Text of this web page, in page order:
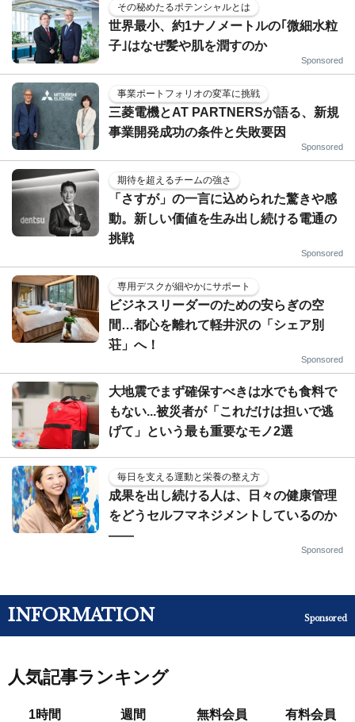
その秘めたるポテンシャルとは
世界最小、約1ナノメートルの｢微細水粒
子｣はなぜ髪や肌を潤すのか
Sponsored
事業ポートフォリオの変革に挑戦
三菱電機とAT PARTNERSが語る、新規
事業開発成功の条件と失敗要因
Sponsored
期待を超えるチームの強さ
「さすが」の一言に込められた驚きや感
動。新しい価値を生み出し続ける電通の
挑戦
Sponsored
専用デスクが細やかにサポート
ビジネスリーダーのための安らぎの空
間…都心を離れて軽井沢の「シェア別
荘」へ！
Sponsored
大地震でまず確保すべきは水でも食料で
もない...被災者が「これだけは担いで逃
げて」という最も重要なモノ2選
毎日を支える運動と栄養の整え方
成果を出し続ける人は、日々の健康管理
をどうセルフマネジメントしているのか
——
Sponsored
INFORMATION Sponsored
人気記事ランキング
1時間 週間 無料会員 有料会員